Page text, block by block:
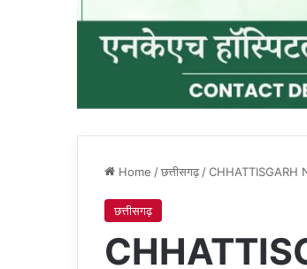
Home /छत्तीसगढ़ /CHHATTISGARH
छत्तीसगढ़